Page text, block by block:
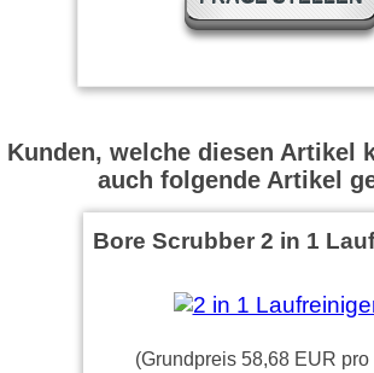
Kunden, welche diesen Artikel
auch folgende Artikel
Bore Scrubber 2 in 1
(Grundpreis 58,68 EUR pro